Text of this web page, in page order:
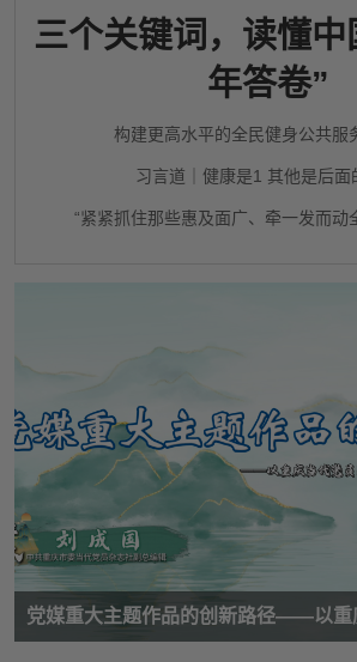
三个关键词，读懂中
年答卷”
构建更高水平的全民健身公共服
习言道｜健康是1 其他是后面
“紧紧抓住那些惠及面广、牵一发而动